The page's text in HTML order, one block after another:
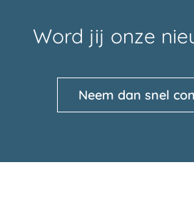
Word jij onze
Neem dan snel